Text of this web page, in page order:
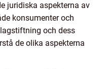
juridiska aspekterna av
konsumenter och
och dess
de olika aspekterna